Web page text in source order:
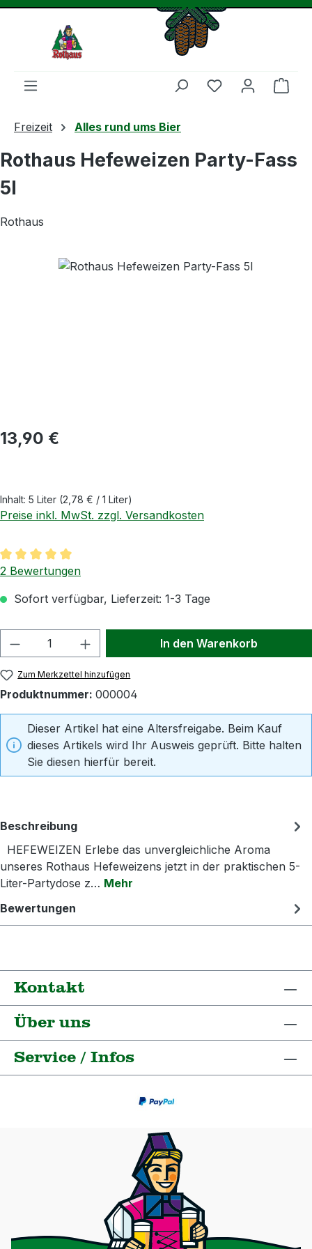
Du hast 0
Freizeit Alles rund ums Bier
Rothaus Hefeweizen Party-Fass
5l
Rothaus
Bildergalerie überspringen
Regulärer Preis:
13,90 €
Inhalt: 5 Liter (2,78 € / 1 Liter)
Preise inkl. MwSt. zzgl. Versandkosten
Durchschnittliche Bewertung von 5 von 5 Sternen
2 Bewertungen
Sofort verfügbar, Lieferzeit: 1-3 Tage
Produkt Anzahl: Gib den gewünschten
In den Warenkorb
Zum Merkzettel hinzufügen
Produktnummer: 000004
Dieser Artikel hat eine Altersfreigabe. Beim Kauf
dieses Artikels wird Ihr Ausweis geprüft. Bitte halten
Sie diesen hierfür bereit.
Beschreibung
HEFEWEIZEN Erlebe das unvergleichliche Aroma
unseres Rothaus Hefeweizens jetzt in der praktischen 5-
Liter-Partydose z… Mehr
Bewertungen
Kontakt
Über uns
Service / Infos